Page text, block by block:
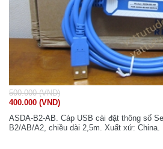
500.000 (VND)
400.000 (VND)
ASDA-B2-AB. Cáp USB cài đặt thông số
B2/AB/A2, chiều dài 2,5m. Xuất xứ: China.